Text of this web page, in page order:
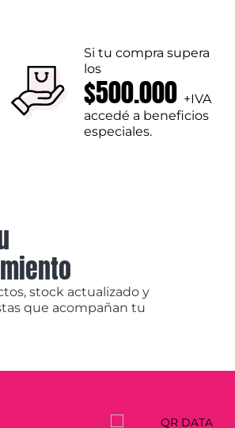
Si tu compra supera
los
$500.000 +IVA
accedé a beneficios
especiales.
stock actualizado y
que acompañan tu